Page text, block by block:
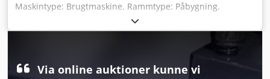
Maskintype: Brugtmaskine. Rammtype: Påbygning.
Gødningsudstyr / Gødningssnegl / Djdpfxjr Ncfqs Ah Rsck
Via online auktioner kunne vi